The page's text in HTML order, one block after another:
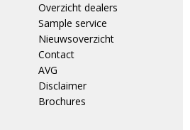
Overzicht dealers
Sample service
Nieuwsoverzicht
Contact
AVG
Disclaimer
Brochures